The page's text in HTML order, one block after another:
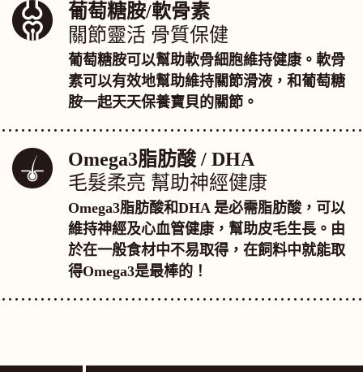
葡萄糖胺/軟骨素
關節靈活 骨質保健
葡萄糖胺可以幫助軟骨細胞維持健康。軟骨
素可以有效地幫助維持關節滑液，和葡萄糖
胺一起天天保養寶貝的關節。
Omega3脂肪酸 / DHA
毛髮柔亮 幫助神經健康
Omega3脂肪酸和DHA 是必需脂肪酸，可以
維持神經及心血管健康，幫助皮毛生長。由
於在一般食材中不易取得，在飼料中就能取
得Omega3是最棒的！